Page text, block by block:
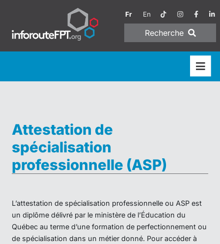
Fr En
Recherche
Attestation de
spécialisation
professionnelle (ASP)
L’attestation de spécialisation professionnelle ou ASP est
un diplôme délivré par le ministère de l’Éducation du
Québec au terme d’une formation de perfectionnement ou
de spécialisation dans un métier donné. Pour accéder à